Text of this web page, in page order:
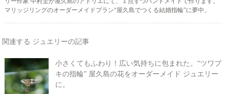
マリッジリングのオーダーメイドプラン“屋久島でつくる結婚指輪”に夢中。
関連する ジュエリーの記事
小さくてもふわり！広い気持ちに包まれた。“ツワブ
キの指輪” 屋久島の花をオーダーメイド ジュエリー
に。